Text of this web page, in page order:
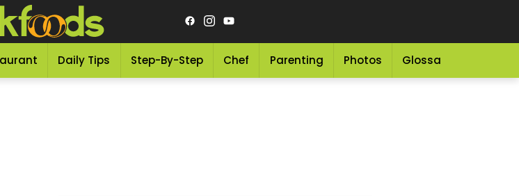
Daily Tips Step-By-Step Chef Parenting Photos Glossary